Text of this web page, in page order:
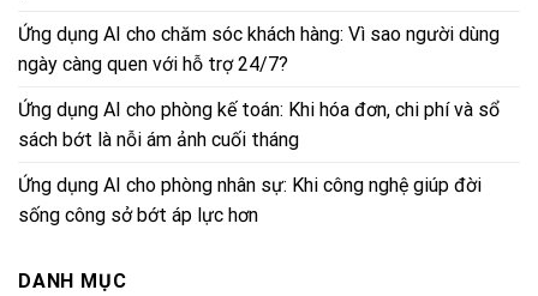
Ứng dụng AI cho chăm sóc khách hàng: Vì sao người dùng
ngày càng quen với hỗ trợ 24/7?
Ứng dụng AI cho phòng kế toán: Khi hóa đơn, chi phí và sổ
sách bớt là nỗi ám ảnh cuối tháng
Ứng dụng AI cho phòng nhân sự: Khi công nghệ giúp đời
sống công sở bớt áp lực hơn
DANH MỤC